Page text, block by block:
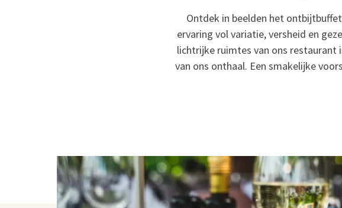
Ontdek in beelden het
ervaring vol variatie, versheid en
lichtrijke ruimtes van ons
van ons onthaal. Een smakelijke